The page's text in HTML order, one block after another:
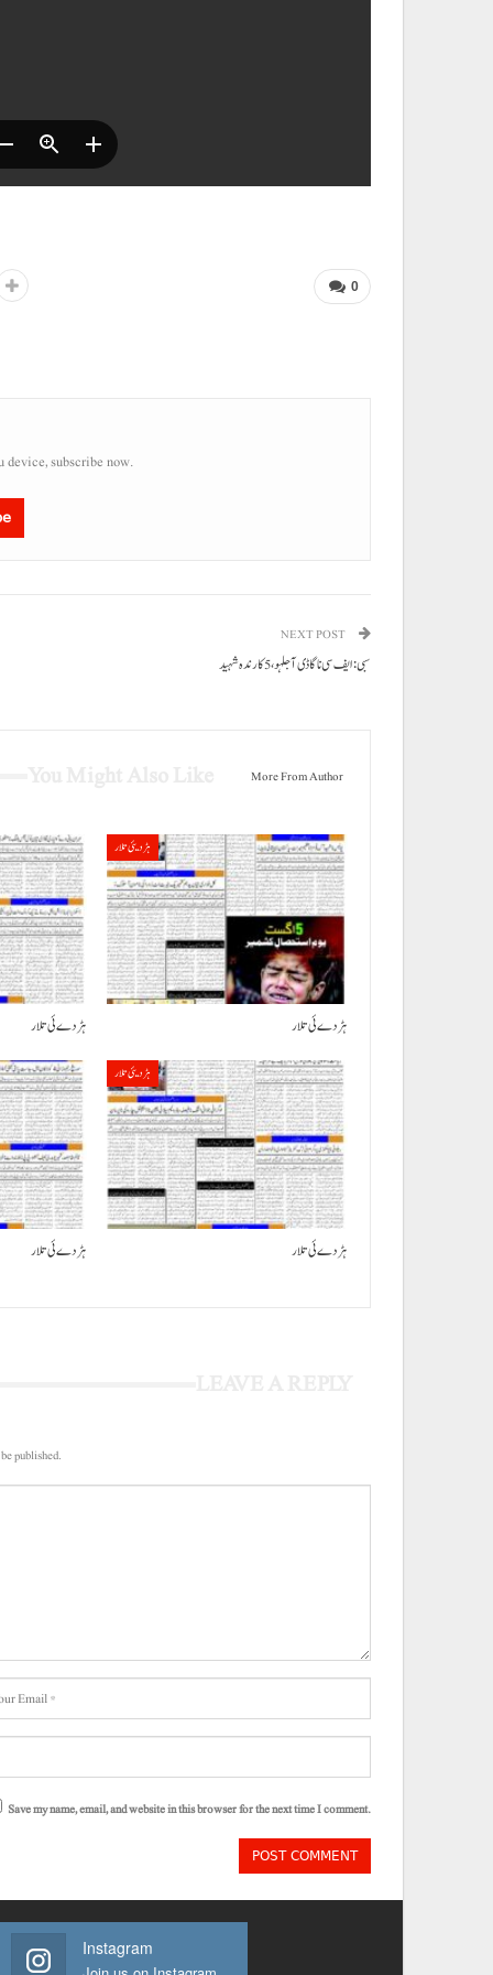
0
subscribe now.
NEXT POST
سبی: ایف سی نا گاڈی آ جلہو، 5 کارندہ شہید
More From Author
ہڑدے ئی تلار
ہڑدیئی تلار
ہڑدے ئی تلار
ہڑدے ئی تلار
ہڑدیئی تلار
ہڑدے ئی تلار
published.
Save my name, email, and website in this browser for the next time I comment.
Instagram